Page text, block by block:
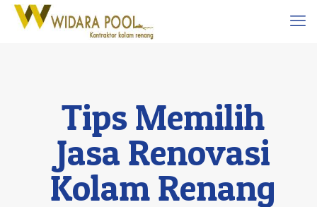
Tips Memilih
Jasa Renovasi
Kolam Renang